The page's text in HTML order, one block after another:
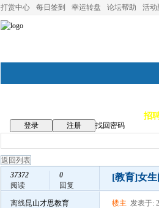
打赏中心 每日签到 幸运转盘 论坛帮助 活动
招
登录 注册
找回密码
返回列表
37372
阅读
0
回复
[教育]女生
离线昆山才思教育 楼主 发表于: